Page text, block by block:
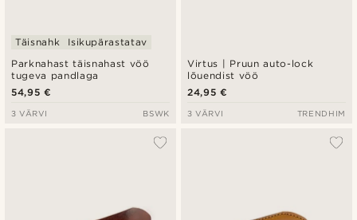
Parknahast täisnahast vöö
tugeva pandlaga
Täisnahk Isikupärastatav
54,95 €
3 VÄRVI BSWK
Virtus | Pruun auto-lock
lõuendist vöö
24,95 €
3 VÄRVI TRENDHIM